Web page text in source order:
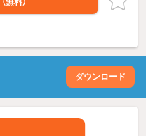
（無料）
ダウンロード